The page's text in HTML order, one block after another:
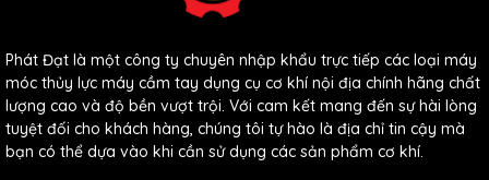
Phát Đạt là một công ty chuyên nhập khẩu trực tiếp các loại máy
móc thủy lực máy cầm tay dụng cụ cơ khí nội địa chính hãng chất
lượng cao và độ bền vượt trội. Với cam kết mang đến sự hài lòng
tuyệt đối cho khách hàng, chúng tôi tự hào là địa chỉ tin cậy mà
bạn có thể dựa vào khi cần sử dụng các sản phẩm cơ khí.